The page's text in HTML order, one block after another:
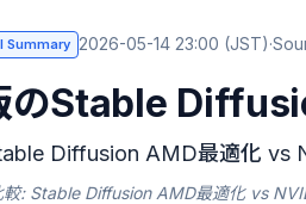
Summary 2026-05-14 23:00 (JST)·
Stable
Diffusion AMD最適化 vs
較: Stable Diffusion AMD最適化 vs